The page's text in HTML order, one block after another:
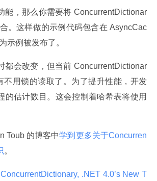
能，那么你需要将 ConcurrentDictionar
。这样做的示例代码包含在 AsyncCac
示例被发布了。
都会改变，但当前 ConcurrentDictionar
不用锁的读取了。为了提升性能，开发
的估计数目。这会控制着哈希表将使用
Toub 的博客中学到更多关于Concurren
。
ConcurrentDictionary, .NET 4.0’s New T